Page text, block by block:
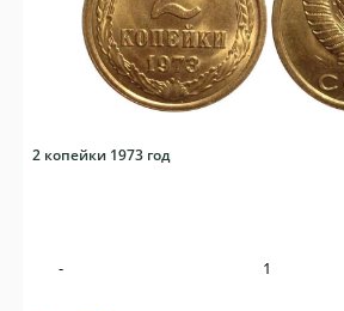
2 копейки 1973 год
-